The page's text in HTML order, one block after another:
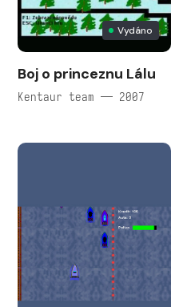
Vydáno
Boj o princeznu Lálu
Kentaur team — 2007